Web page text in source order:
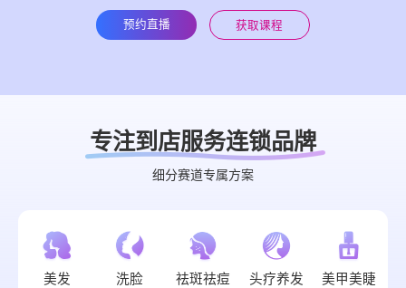
预约直播 获取课程
专注到店服务连锁品牌
细分赛道专属方案
美发 洗脸 祛斑祛痘 头疗养发 美甲美睫